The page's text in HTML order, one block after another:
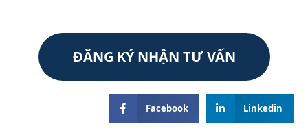
ĐĂNG KÝ NHẬN TƯ VẤN
Facebook Linkedin